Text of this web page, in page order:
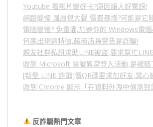
Youtube 看影片變好卡?原因讓人好驚訝!
網路變慢 風扇很大聲 電費暴增?可能是它
電腦變慢? 免重灌,加速你的 Windows電
包裹出現這特徵,超商店員警告是詐騙!
親友社群私訊求助LINE被盜,要求幫忙
收到 Microsoft 帳號異常登入活動,是被駭
[新型 LINE 詐騙]傳QR碼要求加好友,當心
收到 Chrome 顯示「在資料外洩中偵測
反詐騙熱門文章